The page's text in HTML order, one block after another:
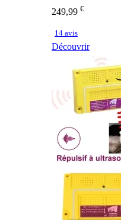
249,99 €
14 avis
Découvrir